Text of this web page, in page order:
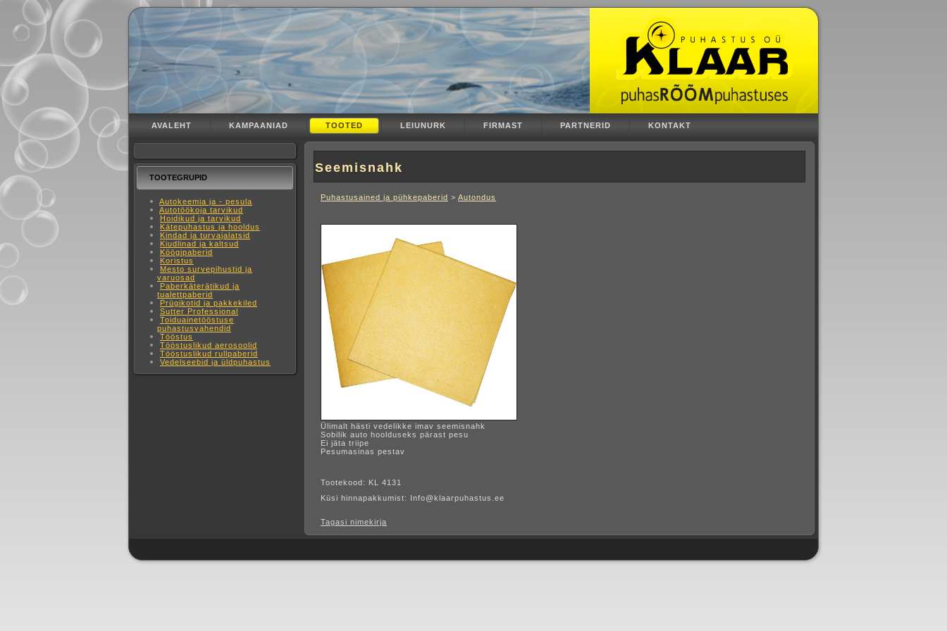
AVALEHT KAMPAANIAD TOOTED LEIUNURK FIRMAST PARTNERID KONTAKT
TOOTEGRUPID
Autokeemia ja - pesula
Autotöökoja tarvikud
Hoidikud ja tarvikud
Kätepuhastus ja hooldus
Kindad ja turvajalatsid
Kiudlinad ja kaltsud
Köögipaberid
Koristus
Mesto survepihustid ja
varuosad
Paberkäterätikud ja
tualettpaberid
Prügikotid ja pakkekiled
Sutter Professional
Toiduainetööstuse
puhastusvahendid
Tööstus
Tööstuslikud aerosoolid
Tööstuslikud rullpaberid
Vedelseebid ja üldpuhastus
Seemisnahk
Puhastusained ja pühkepaberid > Autondus
Ülimalt hästi vedelikke imav seemisnahk
Sobilik auto hoolduseks pärast pesu
Ei jäta triipe
Pesumasinas pestav
Tootekood: KL 4131
Küsi hinnapakkumist: Info@klaarpuhastus.ee
Tagasi nimekirja